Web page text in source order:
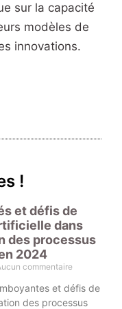
sur la capacité
modèles de
innovations.
!
et défis de
dans
des processus
2024
commentaire
et défis de
des processus